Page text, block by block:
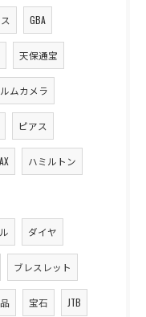
GBA
天保通宝
ムカメラ
ピアス
ハミルトン
ダイヤ
ブレスレット
宝石 JTB